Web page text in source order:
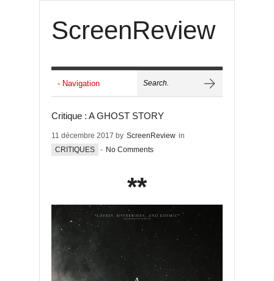
ScreenReview
Critique : A GHOST STORY
11 décembre 2017 by ScreenReview in
CRITIQUES
- No Comments
**